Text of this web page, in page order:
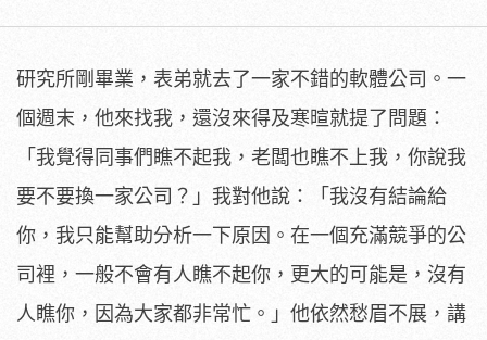
研究所剛畢業，表弟就去了一家不錯的軟體公司。一
個週末，他來找我，還沒來得及寒暄就提了問題：
「我覺得同事們瞧不起我，老闆也瞧不上我，你說我
要不要換一家公司？」我對他說：「我沒有結論給
你，我只能幫助分析一下原因。在一個充滿競爭的公
司裡，一般不會有人瞧不起你，更大的可能是，沒有
人瞧你，因為大家都非常忙。」他依然愁眉不展，講